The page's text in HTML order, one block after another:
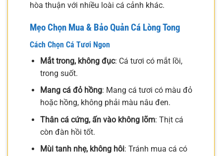
hòa thuận với nhiều loài cá cảnh khác.
Mẹo Chọn Mua & Bảo Quản Cá Lòng Tong
Cách Chọn Cá Tươi Ngon
Mắt trong, không đục: Cá tươi có mắt lồi,
trong suốt.
Mang cá đỏ hồng: Mang cá tươi có màu đỏ
hoặc hồng, không phải màu nâu đen.
Thân cá cứng, ấn vào không lõm: Thịt cá
còn đàn hồi tốt.
Mùi tanh nhẹ, không hôi: Tránh mua cá có